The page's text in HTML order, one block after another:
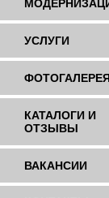
УСЛУГИ
КАТАЛОГИ И
ОТЗЫВЫ
ВАКАНСИИ